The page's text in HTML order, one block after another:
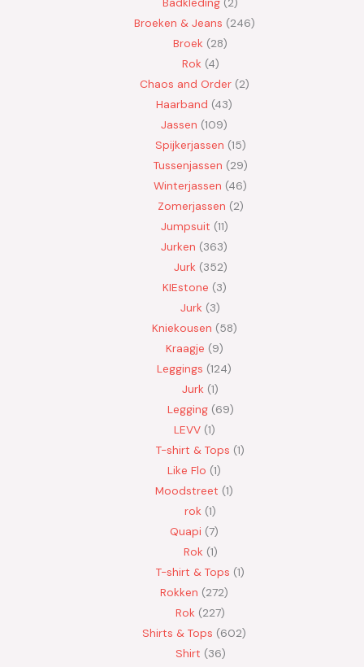
Broeken & Jeans 246
Broek 28
Rok 4
Chaos and Order 2
Haarband 43
Jassen 109
Spijkerjassen 15
Tussenjassen 29
Winterjassen 46
Zomerjassen 2
Jumpsuit 11
Jurken 363
Jurk 352
KIEstone 3
Jurk 3
Kniekousen 58
Kraagje 9
Leggings 124
Jurk 1
Legging 69
LEVV 1
T-shirt & Tops 1
Like Flo 1
Moodstreet 1
rok 1
Quapi 7
Rok 1
T-shirt & Tops 1
Rokken 272
Rok 227
Shirts & Tops 602
Shirt 36